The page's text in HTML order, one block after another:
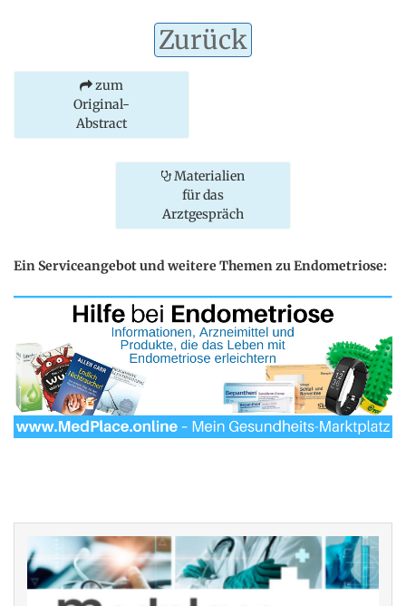
Zurück
zum
Original-
Abstract
Materialien
für das
Arztgespräch
Ein Serviceangebot und weitere Themen zu Endometriose: